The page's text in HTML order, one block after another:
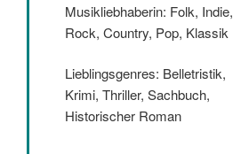
Musikliebhaberin: Folk, Indie,
Rock, Country, Pop, Klassik
Lieblingsgenres: Belletristik,
Krimi, Thriller, Sachbuch,
Historischer Roman